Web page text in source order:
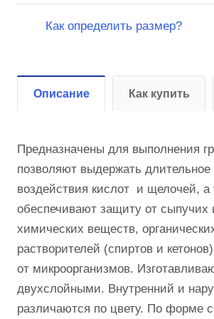
Как определить размер?
Описание Как купить
Предназначены для выполнения
позволяют выдержать длительное
воздействия кислот и щелочей, а
обеспечивают защиту от сыпучих
химических веществ,
растворителей (спиртов и
от микроорганизмов.
двухслойными. Внутренний и
различаются по цвету. По форме